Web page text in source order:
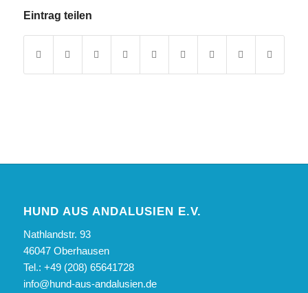
Eintrag teilen
HUND AUS ANDALUSIEN E.V.
Nathlandstr. 93
46047 Oberhausen
Tel.: +49 (208) 65641728
info@hund-aus-andalusien.de